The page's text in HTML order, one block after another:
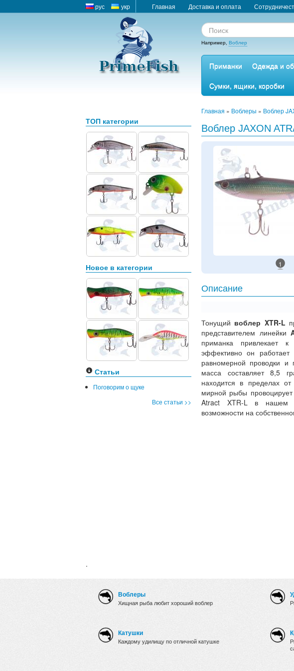
рус укр Главная Доставка и оплата
Например, Воблер
Приманки Одежда и
Сумки, ящики, коробки
ТОП категории
Новое в категории
Статьи
Поговорим о щуке
Все статьи >>
.
Главная » Воблеры » Воблер
Воблер JAXON
1
Описание
Тонущий воблер XTR-L
представителем линейки
приманка привлекает
эффективно он
равномерной проводки
масса составляет 8,5
находится в пределах
мирной рыбы
Atract XTR-L в нашем
возможности на
Воблеры
Хищная рыба любит хороший воблер
Катушки
Каждому удилищу по отличной катушке